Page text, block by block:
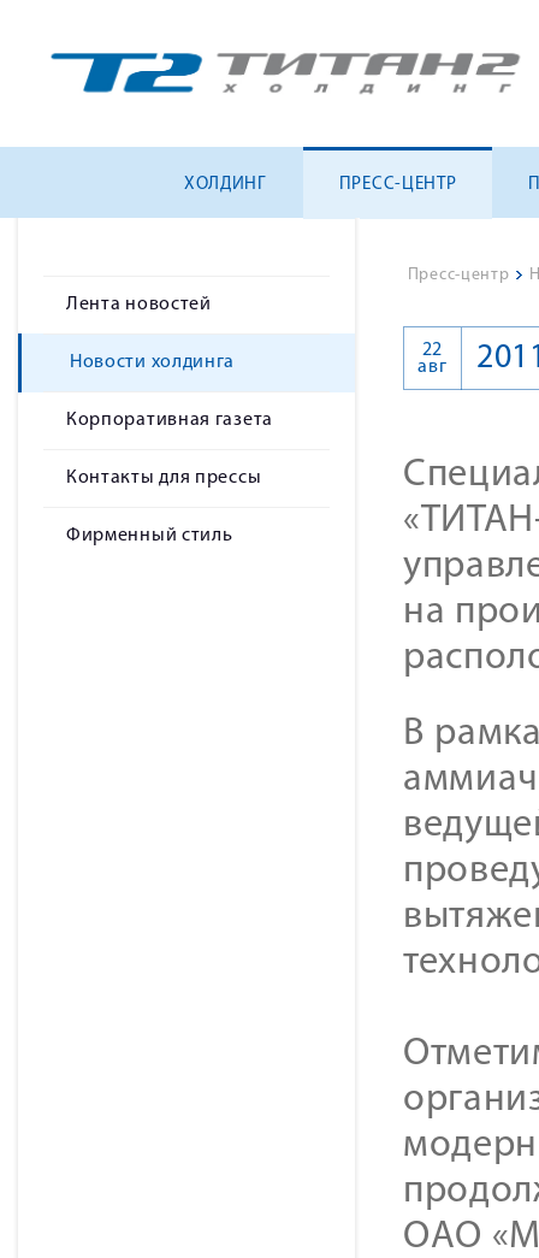
ХОЛДИНГ ПРЕСС-ЦЕНТР
Лента новостей
Новости холдинга
Корпоративная газета
Контакты для прессы
Фирменный стиль
Пресс-центр >
22
авг
на
В
ОАО